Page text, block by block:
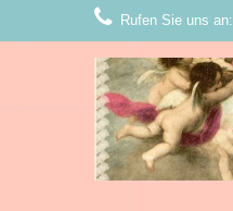
Rufen Sie uns an: